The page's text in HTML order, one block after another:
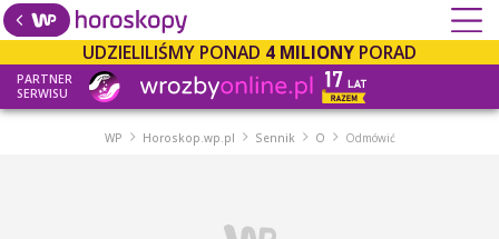
UDZIELILIŚMY PONAD 4 MILIONY PORAD
PARTNER
SERWISU
WP Horoskop.wp.pl Sennik O Odmówić